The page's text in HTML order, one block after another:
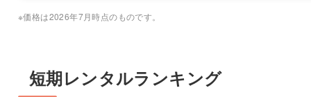
※価格は2026年7月時点のものです。
短期レンタルランキング